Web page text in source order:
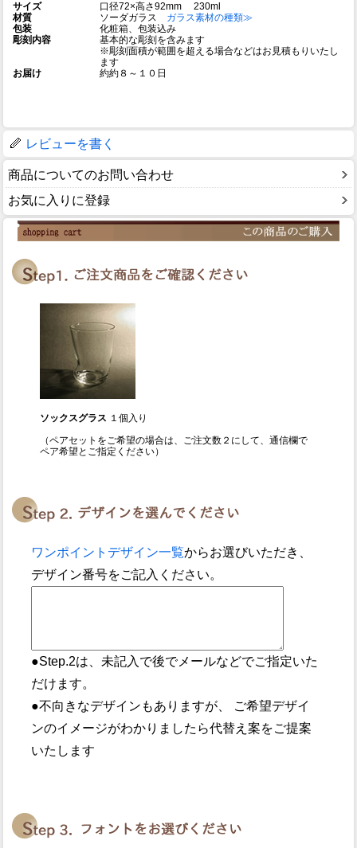
サイズ
口径72×高さ92mm 230ml
材質
ソーダガラス ガラス素材の種類≫
包装
化粧箱、包装込み
彫刻内容
基本的な彫刻を含みます
※彫刻面積が範囲を超える場合などはお見積もりいたし
ます
お届け
約約８～１０日
レビューを書く
商品についてのお問い合わせ
お気に入りに登録
ソックスグラス １個入り
（ペアセットをご希望の場合は、ご注文数２にして、通信欄で
ペア希望とご指定ください）
ワンポイントデザイン一覧からお選びいただき、
デザイン番号をご記入ください。
●Step.2は、未記入で後でメールなどでご指定いた
だけます。
●不向きなデザインもありますが、 ご希望デザイ
ンのイメージがわかりましたら代替え案をご提案
いたします